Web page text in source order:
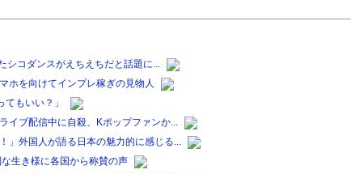
シコダンスがえちえちだと話題に...
ホを向けてインプレ稼ぎの見物人
もいい？」
イブ配信中に自殺、Kポップファンか...
」外国人が語る日本の魅力的に感じる...
生き様に各国から称賛の声